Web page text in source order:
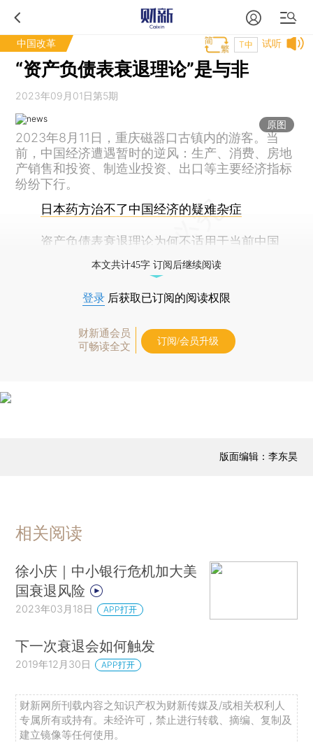
中国改革 试听
T中
“资产负债表衰退理论”是与非
2023年09月01日第5期
原图
2023年8月11日，重庆磁器口古镇内的游客。当
前，中国经济遭遇暂时的逆风：生产、消费、房地
产销售和投资、制造业投资、出口等主要经济指标
纷纷下行。
日本药方治不了中国经济的疑难杂症
资产负债表衰退理论为何不适用于当前中国
本文共计45字 订阅后继续阅读
登录 后获取已订阅的阅读权限
财新通会员
可畅读全文
订阅/会员升级
版面编辑：李东昊
相关阅读
徐小庆｜中小银行危机加大美
国衰退风险
2023年03月18日 APP打开
下一次衰退会如何触发
2019年12月30日 APP打开
财新网所刊载内容之知识产权为财新传媒及/或相关权利人
专属所有或持有。未经许可，禁止进行转载、摘编、复制及
建立镜像等任何使用。